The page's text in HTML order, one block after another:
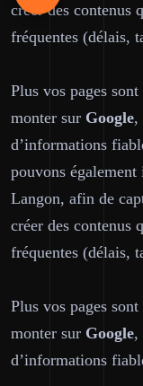
créer des contenus
fréquentes (délais,
Plus vos pages
monter sur Google,
d’informations
pouvons également
Langon, afin de
créer des contenus
fréquentes (délais,
Plus vos pages
monter sur Google,
d’informations